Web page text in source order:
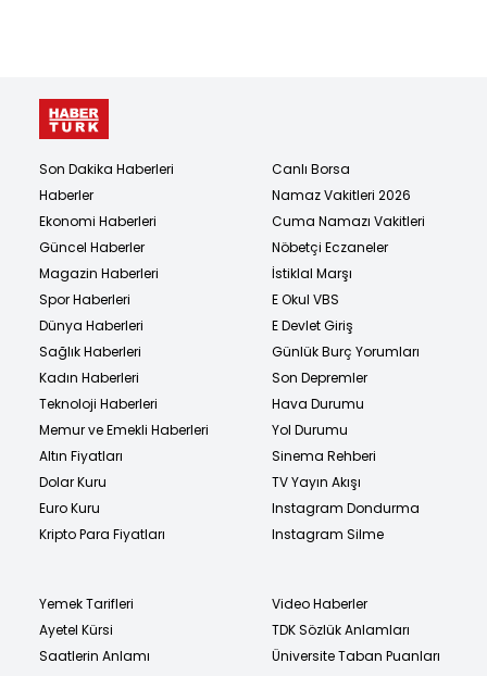
Son Dakika Haberleri
Haberler
Ekonomi Haberleri
Güncel Haberler
Magazin Haberleri
Spor Haberleri
Dünya Haberleri
Sağlık Haberleri
Kadın Haberleri
Teknoloji Haberleri
Memur ve Emekli Haberleri
Altın Fiyatları
Dolar Kuru
Euro Kuru
Kripto Para Fiyatları
Canlı Borsa
Namaz Vakitleri 2026
Cuma Namazı Vakitleri
Nöbetçi Eczaneler
İstiklal Marşı
E Okul VBS
E Devlet Giriş
Günlük Burç Yorumları
Son Depremler
Hava Durumu
Yol Durumu
Sinema Rehberi
TV Yayın Akışı
Instagram Dondurma
Instagram Silme
Yemek Tarifleri
Ayetel Kürsi
Saatlerin Anlamı
Video Haberler
TDK Sözlük Anlamları
Üniversite Taban Puanları